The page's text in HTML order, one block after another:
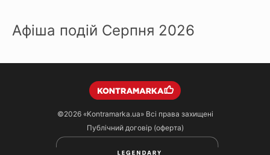
Афіша подій Серпня 2026
©2026 «Kontramarka.ua»Всі права захищені
Публічний договір (оферта)